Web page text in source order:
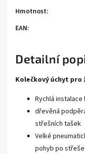
Detailní
Kolečkový úchyt pro
Rychlá
dřevěná
střešních tašek
Velké
pohyb po střeše
Hmotnost:
EAN: